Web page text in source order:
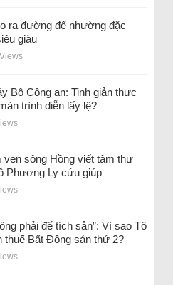
ra đường để nhường đặc
giàu
Bộ Công an: Tinh giản thực
trình diễn lấy lệ?
ven sông Hồng viết tâm thư
Phương Ly cứu giúp
phải để tích sản”: Vì sao Tô
thuế Bất Động sản thứ 2?